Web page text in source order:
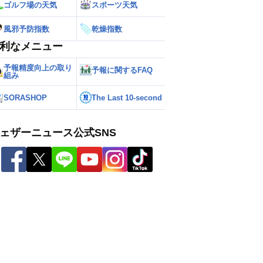
ゴルフ場の天気 スポーツ天気
風邪予防指数 乾燥指数
なメニュー
予報精度向上の取り
組み
予報に関するFAQ
SORASHOP The Last 10-second
ザーニュース公式SNS